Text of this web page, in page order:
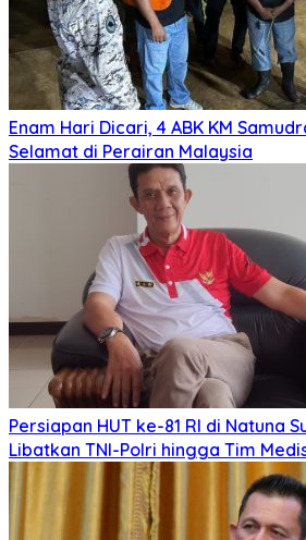
Enam Hari Dicari, 4 ABK KM
Selamat di Perairan Malaysia
Persiapan HUT ke-81 RI di Natuna
Libatkan TNI-Polri hingga Tim